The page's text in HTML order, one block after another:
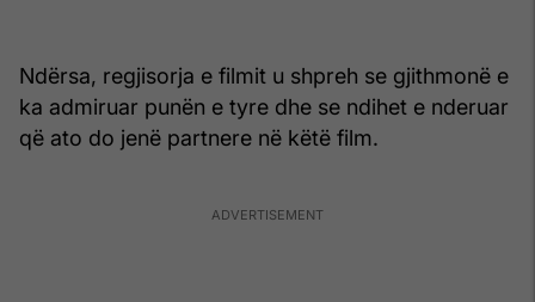
Ndërsa, regjisorja e filmit u shpreh se gjithmonë e
ka admiruar punën e tyre dhe se ndihet e nderuar
që ato do jenë partnere në këtë film.